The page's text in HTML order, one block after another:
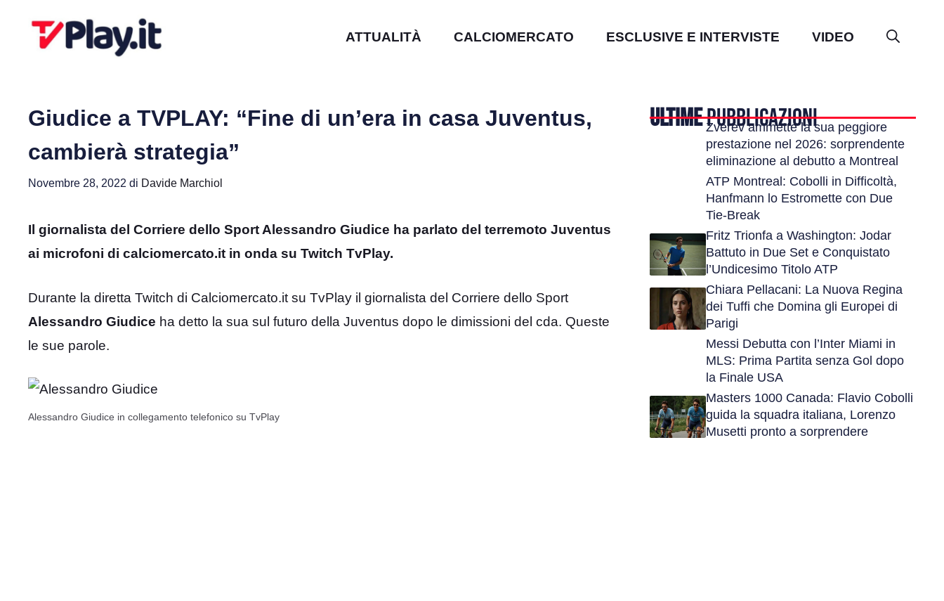
ATTUALITÀ CALCIOMERCATO ESCLUSIVE E INTERVISTE VIDEO
Giudice a TVPLAY: “Fine di un’era in casa Juventus,
cambierà strategia”
Novembre 28, 2022 di Davide Marchiol
Il giornalista del Corriere dello Sport Alessandro Giudice ha parlato del terremoto Juventus
ai microfoni di calciomercato.it in onda su Twitch TvPlay.
Durante la diretta Twitch di Calciomercato.it su TvPlay il giornalista del Corriere dello Sport
Alessandro Giudice ha detto la sua sul futuro della Juventus dopo le dimissioni del cda. Queste
le sue parole.
Alessandro Giudice in collegamento telefonico su TvPlay
ULTIMEPUBBLICAZIONI
Zverev ammette la sua peggiore
prestazione nel 2026: sorprendente
eliminazione al debutto a Montreal
ATP Montreal: Cobolli in Difficoltà,
Hanfmann lo Estromette con Due
Tie-Break
Fritz Trionfa a Washington: Jodar
Battuto in Due Set e Conquistato
l’Undicesimo Titolo ATP
Chiara Pellacani: La Nuova Regina
dei Tuffi che Domina gli Europei di
Parigi
Messi Debutta con l’Inter Miami in
MLS: Prima Partita senza Gol dopo
la Finale USA
Masters 1000 Canada: Flavio Cobolli
guida la squadra italiana, Lorenzo
Musetti pronto a sorprendere